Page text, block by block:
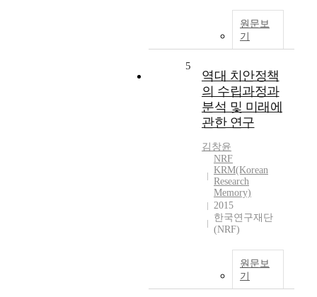
원문보
기
5
역대 치안정책
의 수립과정과
분석 및 미래에
관한 연구
김창윤
NRF
KRM(Korean
Research
Memory)
2015
한국연구재단
(NRF)
원문보
기